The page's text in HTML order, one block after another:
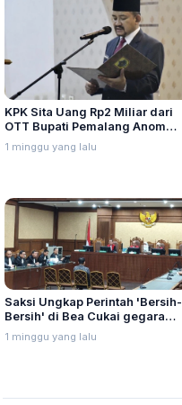
KPK Sita Uang Rp2 Miliar dari
OTT Bupati Pemalang Anom
Widiyantoro, 21 Orang
Diamankan
1 minggu yang lalu
Saksi Ungkap Perintah 'Bersih-
Bersih' di Bea Cukai gegara
Panik Dipantau KPK
1 minggu yang lalu